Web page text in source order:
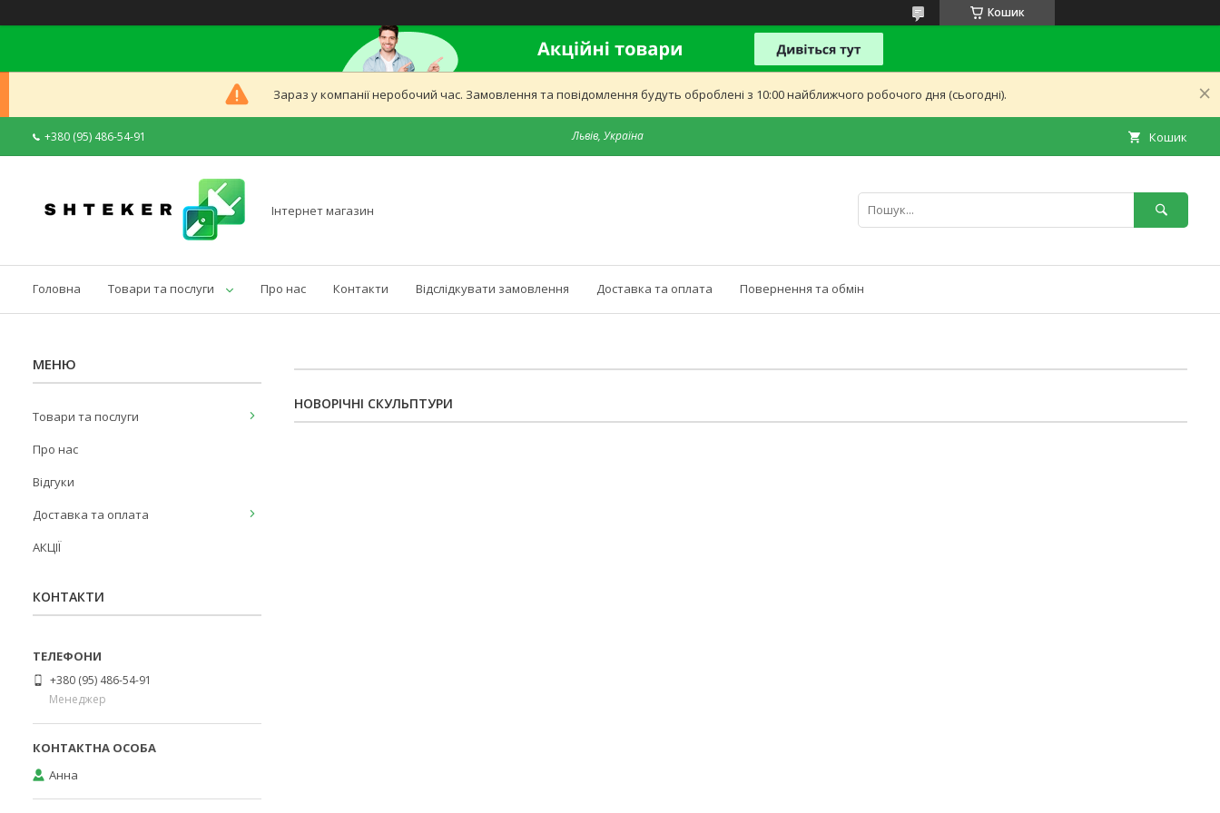
Кошик
Зараз у компанії неробочий час. Замовлення та повідомлення будуть оброблені з 10:00 найближчого робочого дня (сьогодні).
+380 (95) 486-54-91 Львів, Україна Кошик
Інтернет магазин
Головна Товари та послуги Про нас Контакти Відслідкувати замовлення Доставка та оплата Повернення та обмін
НОВОРІЧНІ СКУЛЬПТУРИ
Товари та послуги
Про нас
Відгуки
Доставка та оплата
АКЦІЇ
КОНТАКТИ
+380 (95) 486-54-91
Менеджер
Анна